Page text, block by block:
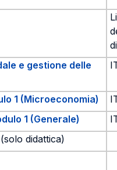
e gestione delle
1 (Microeconomia)
1 (Generale)
didattica)